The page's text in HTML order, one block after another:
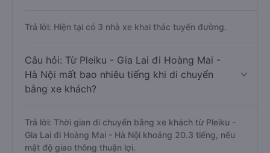
Trả lời: Hiện tại có 3 nhà xe khai thác tuyến đường.
Câu hỏi: Từ Pleiku - Gia Lai đi Hoàng Mai -
Hà Nội mất bao nhiêu tiếng khi di chuyển
bằng xe khách?
Trả lời: Thời gian di chuyển bằng xe khách từ Pleiku -
Gia Lai đi Hoàng Mai - Hà Nội khoảng 20.3 tiếng, nếu
mật độ giao thông thuận lợi.